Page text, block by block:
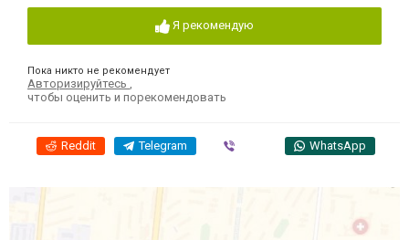
Я рекомендую
Пока никто не рекомендует
Авторизируйтесь
чтобы оценить и порекомендовать
Reddit Telegram WhatsApp